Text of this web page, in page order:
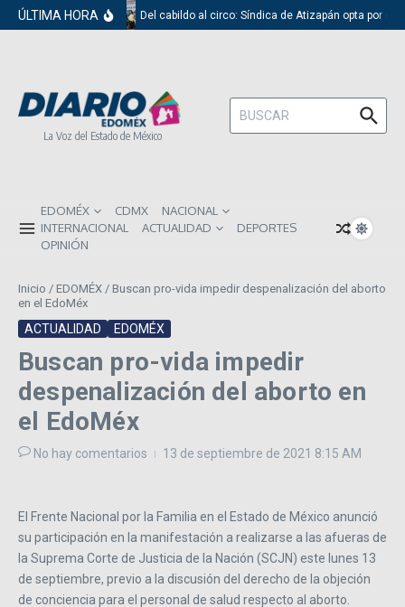
Saltar al contenido
ÚLTIMA HORA Del cabildo al circo: Síndica de Atizapán opta por el
La Voz del Estado de México
Buscar:
EDOMÉX CDMX
NACIONAL
INTERNACIONAL
ACTUALIDAD
DEPORTES
OPINIÓN
Inicio / EDOMÉX / Buscan pro-vida impedir despenalización del aborto
en el EdoMéx
ACTUALIDAD EDOMÉX
Buscan pro-vida impedir
despenalización del aborto en
el EdoMéx
No hay comentarios 13 de septiembre de 2021 8:15 AM
El Frente Nacional por la Familia en el Estado de México anunció
su participación en la manifestación a realizarse a las afueras de
la Suprema Corte de Justicia de la Nación (SCJN) este lunes 13
de septiembre, previo a la discusión del derecho de la objeción
de conciencia para el personal de salud respecto al aborto.